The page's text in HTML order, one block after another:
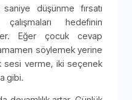
düşünme fırsatı
hedefinin
Eğer çocuk cevap
söylemek yerine
sesi verme, iki seçenek
gibi.